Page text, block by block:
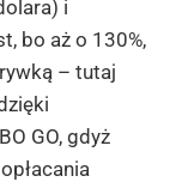
i
bo aż o 130%,
– tutaj
GO, gdyż